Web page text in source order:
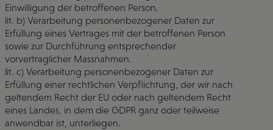
Einwilligung der betroffenen Person.
lit. b) Verarbeitung personenbezogener Daten zur
Erfüllung eines Vertrages mit der betroffenen Person
sowie zur Durchführung entsprechender
vorvertraglicher Massnahmen.
lit. c) Verarbeitung personenbezogener Daten zur
Erfüllung einer rechtlichen Verpflichtung, der wir nach
geltendem Recht der EU oder nach geltendem Recht
eines Landes, in dem die GDPR ganz oder teilweise
anwendbar ist, unterliegen.